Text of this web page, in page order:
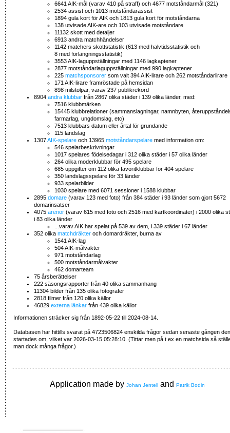
6641 AIK-mål (varav 410 på straff) och 4677 motståndarmål (321)
2534 assist och 1013 motståndarassist
1894 gula kort för AIK och 1813 gula kort för motståndarna
138 utvisade AIK-are och 103 utvisade motståndare
11132 skott med detaljer
6913 andra matchhändelser
1142 matchers skottstatistik (613 med halvtidsstatistik och
8 med förlängningsstatistik)
3553 AIK-laguppställningar med 1146 lagkaptener
2877 motståndarlaguppställningar med 990 lagkaptener
225 matchsponsorer som valt 394 AIK-lirare och 262 motståndarlirare
171 AIK-lirare framröstade på hemsidan
898 milstolpar, varav 237 publikrekord
8904 andra klubbar från 2867 olika städer i 139 olika länder, med:
7516 klubbmärken
15445 klubbrelationer (sammanslagningar, namnbyten,
farmarlag, ungdomslag, etc)
7513 klubbars datum eller årtal för grundande
115 landslag
1307AIK-spelare och 13965 motståndarspelare med information om:
546 spelarbeskrivningar
1017 spelares födelsedagar i 312 olika städer i 57 olika länder
264 olika moderklubbar för 495 spelare
685 uppgifter om 112 olika favoritklubbar för 404 spelare
350 landslagsspelare för 33 länder
933 spelarbilder
1030 spelare med 6071 sessioner i 1588 klubbar
2895 domare (varav 123 med foto) från 384 städer i 93 länder som gjort 5672
domarinsatser
4075 arenor (varav 615 med foto och 2516 med kartkoordinater) i 2000 olika
i 83 olika länder
...varav AIK har spelat på 539 av dem, i 339 städer i 67 länder
352 olika matchdräkter och domardräkter, burna av
1541 AIK-lag
504 AIK-målvakter
971 motståndarlag
500 motståndarmålvakter
462 domarteam
75 årsberättelser
222 säsongsrapporter från 40 olika sammanhang
11304 bilder från 135 olika fotografer
2818 filmer från 120 olika källor
46829 externa länkar från 439 olika källor
Informationen sträcker sig från 1892-05-22 till 2024-08-14.
Databasen har hittills svarat på 4723506824 enskilda frågor sedan senaste gången den
startades om, vilket var 2026-03-15 05:28:10. (Tittar men på t ex en matchsida så
man dock många frågor.)
Application made by Johan Jentell and Patrik Bodin